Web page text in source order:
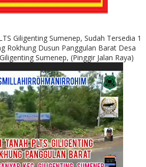
Giligenting Sumenep, Sudah Tersedia 1
Rokhung Dusun Panggulan Barat Desa
Sumenep, (Pinggir Jalan Raya)